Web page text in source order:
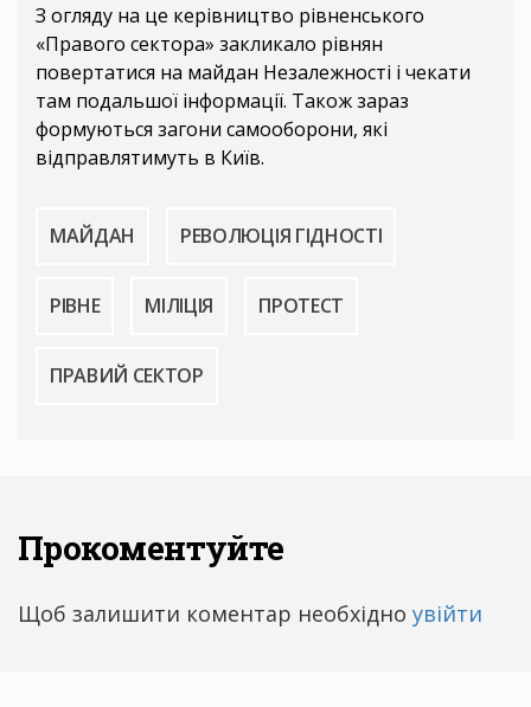
З огляду на це керівництво рівненського
«Правого сектора» закликало рівнян
повертатися на майдан Незалежності і чекати
там подальшої інформації. Також зараз
формуються загони самооборони, які
відправлятимуть в Київ.
МАЙДАН РЕВОЛЮЦІЯ ГІДНОСТІ
РІВНЕ МІЛІЦІЯ ПРОТЕСТ
ПРАВИЙ СЕКТОР
Прокоментуйте
Щоб залишити коментар необхідно увійти